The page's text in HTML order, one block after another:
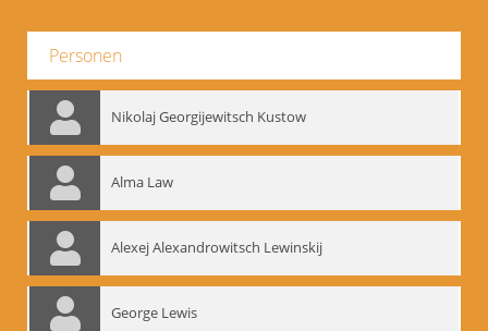
Personen
Nikolaj Georgijewitsch Kustow
Alma Law
Alexej Alexandrowitsch Lewinskij
George Lewis